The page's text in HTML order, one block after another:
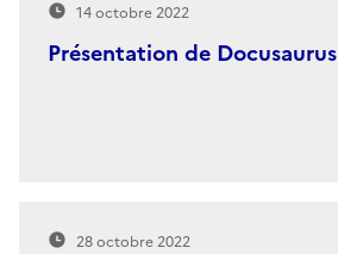
Présentation de Docusaurus
14 octobre 2022
28 octobre 2022